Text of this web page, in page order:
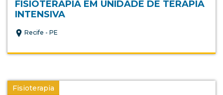
FISIOTERAPIA EM UNIDADE DE TERAPIA
INTENSIVA
Recife - PE
Fisioterapia